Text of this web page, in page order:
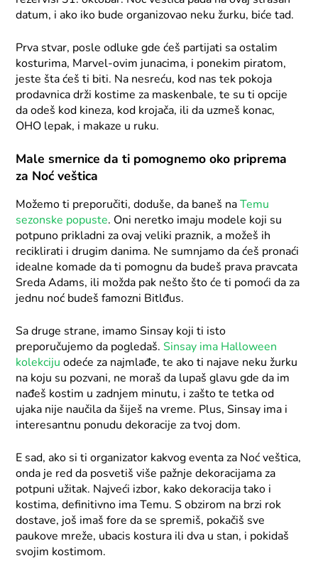
datum, i ako iko bude organizovao neku žurku, biće tad.
Prva stvar, posle odluke gde ćeš partijati sa ostalim
kosturima, Marvel-ovim junacima, i ponekim piratom,
jeste šta ćeš ti biti. Na nesreću, kod nas tek pokoja
prodavnica drži kostime za maskenbale, te su ti opcije
da odeš kod kineza, kod krojača, ili da uzmeš konac,
OHO lepak, i makaze u ruku.
Male smernice da ti pomognemo oko priprema
za Noć veštica
Možemo ti preporučiti, doduše, da baneš naTemu
sezonske popuste. Oni neretko imaju modele koji su
potpuno prikladni za ovaj veliki praznik, a možeš ih
reciklirati i drugim danima. Ne sumnjamo da ćeš pronaći
idealne komade da ti pomognu da budeš prava pravcata
Sreda Adams, ili možda pak nešto što će ti pomoći da za
jednu noć budeš famozni Bitlđus.
Sa druge strane, imamo Sinsay koji ti isto
preporučujemo da pogledaš.Sinsay ima Halloween
kolekciju odeće za najmlađe, te ako ti najave neku žurku
na koju su pozvani, ne moraš da lupaš glavu gde da im
nađeš kostim u zadnjem minutu, i zašto te tetka od
ujaka nije naučila da šiješ na vreme. Plus, Sinsay ima i
interesantnu ponudu dekoracije za tvoj dom.
E sad, ako si ti organizator kakvog eventa za Noć veštica,
onda je red da posvetiš više pažnje dekoracijama za
potpuni užitak. Najveći izbor, kako dekoracija tako i
kostima, definitivno ima Temu. S obzirom na brzi rok
dostave, još imaš fore da se spremiš, pokačiš sve
paukove mreže, ubacis kostura ili dva u stan, i pokidaš
svojim kostimom.